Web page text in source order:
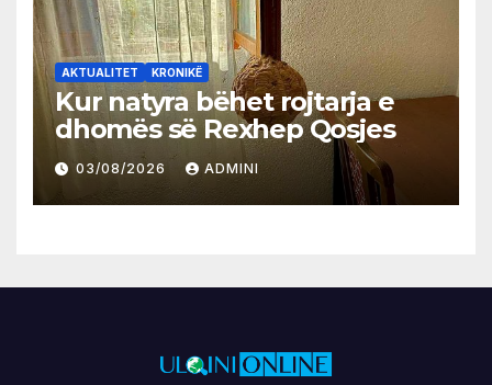
AKTUALITET KRONIKË
Kur natyra bëhet rojtarja e
dhomës së Rexhep Qosjes
03/08/2026 ADMINI